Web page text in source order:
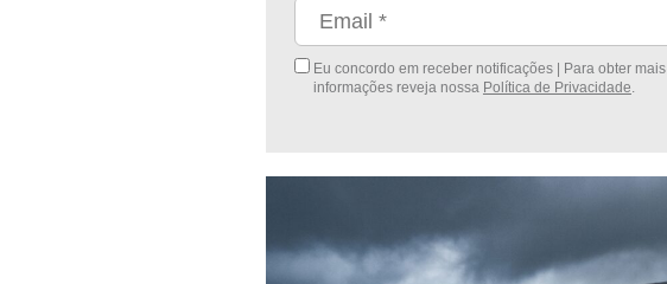
Eu concordo em receber notificações | Para obter mais
informações reveja nossa Política de Privacidade.